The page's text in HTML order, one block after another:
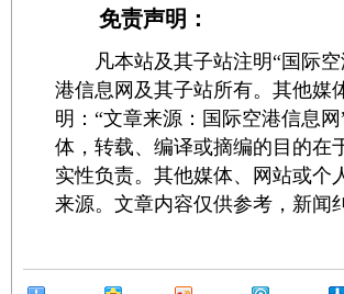
免责声明：
凡本站及其子站注明“国际空
港信息网及其子站所有。其他媒
明：“文章来源：国际空港信息
体，转载、编译或摘编的目的在
实性负责。其他媒体、网站或个
来源。文章内容仅供参考，新闻